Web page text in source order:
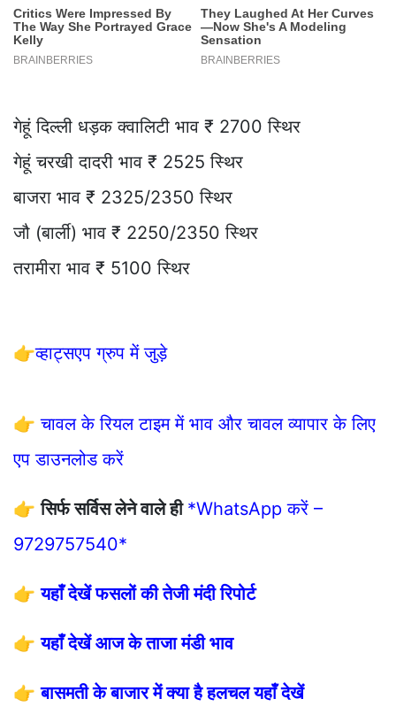
गेहूं दिल्ली धड़क क्वालिटी भाव ₹ 2700 स्थिर
गेहूं चरखी दादरी भाव ₹ 2525 स्थिर
बाजरा भाव ₹ 2325/2350 स्थिर
जौ (बार्ली) भाव ₹ 2250/2350 स्थिर
तरामीरा भाव ₹ 5100 स्थिर
👉व्हाट्सएप ग्रुप में जुड़े
👉चावल के रियल टाइम में भाव और चावल व्यापार के लिए
एप डाउनलोड करें
👉सिर्फ सर्विस लेने वाले ही *WhatsApp करें –
9729757540*
👉यहाँ देखें फसलों की तेजी मंदी रिपोर्ट
👉यहाँ देखें आज के ताजा मंडी भाव
👉बासमती के बाजार में क्या है हलचल यहाँ देखें